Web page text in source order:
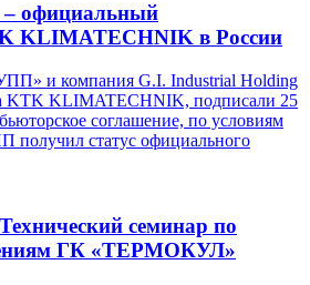
официальный
KLIMATECHNIK в России
и компания G.I. Industrial Holding
KTK KLIMATECHNIK, подписали 25
соглашение, по условиям
статус официального
семинар по
ГК «ТЕРМОКУЛ»